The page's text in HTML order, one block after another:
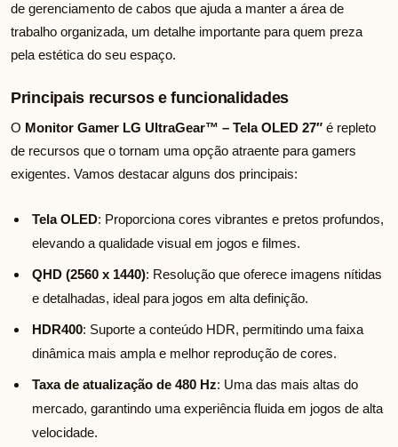
de gerenciamento de cabos que ajuda a manter a área de
trabalho organizada, um detalhe importante para quem preza
pela estética do seu espaço.
Principais recursos e funcionalidades
O Monitor Gamer LG UltraGear™ – Tela OLED 27″ é repleto
de recursos que o tornam uma opção atraente para gamers
exigentes. Vamos destacar alguns dos principais:
Tela OLED: Proporciona cores vibrantes e pretos profundos,
elevando a qualidade visual em jogos e filmes.
QHD (2560 x 1440): Resolução que oferece imagens nítidas
e detalhadas, ideal para jogos em alta definição.
HDR400: Suporte a conteúdo HDR, permitindo uma faixa
dinâmica mais ampla e melhor reprodução de cores.
Taxa de atualização de 480 Hz: Uma das mais altas do
mercado, garantindo uma experiência fluida em jogos de alta
velocidade.